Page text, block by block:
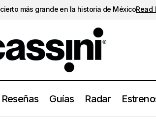
más grande en la historia de MéxicoRead
Reseñas Guías Radar